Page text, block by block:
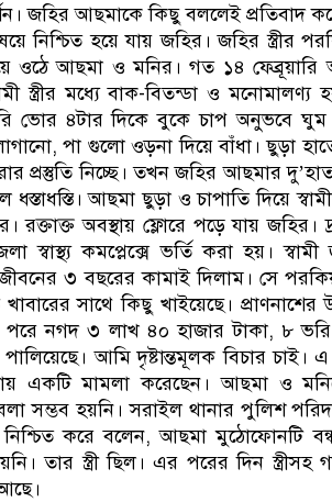
জহির আছমাকে কিছু বললেই প্রতিবাদ
নিশ্চিত হয়ে যায় জহির। জহির স্ত্রীর
ওঠে আছমা ও মনির। গত ১৪
স্ত্রীর মধ্যে বাক-বিতন্ডা ও মনোমালণ্য
ভোর ৪টার দিকে বুকে চাপ অনুভবে ঘুম
পা গুলো ওড়না দিয়ে বাঁধা। ছুড়া
প্রস্তুতি নিচ্ছে। তখন জহির আছমার দু’হাত
ধস্তাধস্তি। আছমা ছুড়া ও চাপাতি দিয়ে
অবস্থায় ফ্লোরে পড়ে যায় জহির।
কমপ্লেক্সে ভর্তি করা হয়।
জীবনের ৩ বছরের কামাই দিলাম। সে
সাথে কিছু খাইয়েছে। প্রাণনাশের
পরে নগদ ৩ লাখ ৪০ হাজার টাকা, ৮ ভরি
পালিয়েছে। আমি দৃষ্টান্তমূলক বিচার
একটি মামলা করেছেন। আছমা ও
সম্ভব হয়নি। সরাইল থানার পুলিশ
করে বলেন, আছমা মুঠোফোনটি
তার স্ত্রী ছিল। এর পরের দিন স্ত্রীসহ